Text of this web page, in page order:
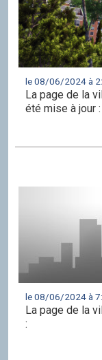
le 08/06/2024 à
La page de la
été mise à jour :
le 08/06/2024 à
La page de la
: